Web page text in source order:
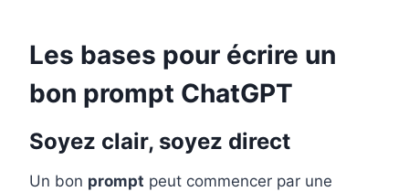
Les bases pour écrire un
bon prompt ChatGPT
Soyez clair, soyez direct
Un bon prompt peut commencer par une